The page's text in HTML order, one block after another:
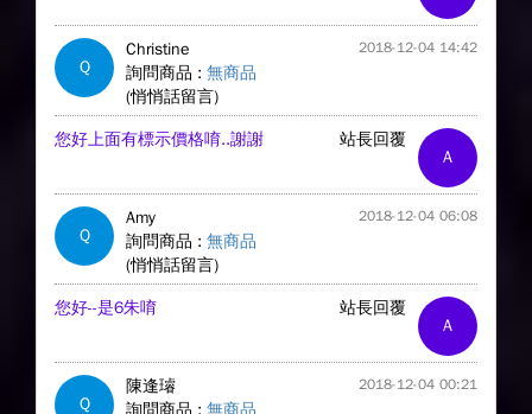
Q
Christine 2018-12-04 14:42
詢問商品 : 無商品
(悄悄話留言)
A
站長回覆
您好上面有標示價格唷..謝謝
Q
Amy 2018-12-04 06:08
詢問商品 : 無商品
(悄悄話留言)
A
站長回覆
您好--是6朱唷
Q
陳逢璿 2018-12-04 00:21
詢問商品 : 無商品